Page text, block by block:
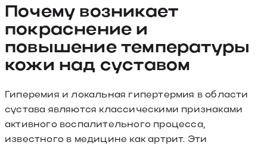
Почему возникает
покраснение и
повышение температуры
кожи над суставом
Гиперемия и локальная гипертермия в области
сустава являются классическими признаками
активного воспалительного процесса,
известного в медицине как артрит. Эти